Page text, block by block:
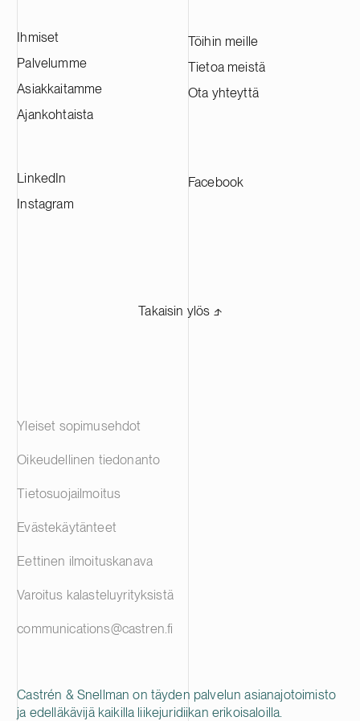
Ihmiset
Palvelumme
Asiakkaitamme
Ajankohtaista
Töihin meille
Tietoa meistä
Ota yhteyttä
LinkedIn
Instagram
Facebook
Takaisin ylös ⬏
Castrén & Snellman on täyden palvelun asianajotoimisto
ja edelläkävijä kaikilla liikejuridiikan erikoisaloilla.
Yleiset sopimusehdot
Oikeudellinen tiedonanto
Tietosuojailmoitus
Evästekäytänteet
Eettinen ilmoituskanava
Varoitus kalasteluyrityksistä
communications@castren.fi